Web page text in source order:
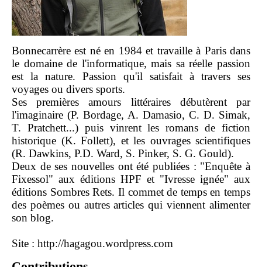
Bonnecarrère est né en 1984 et travaille à Paris dans
le domaine de l'informatique, mais sa réelle passion
est la nature. Passion qu'il satisfait à travers ses
voyages ou divers sports.
Ses premières amours littéraires débutèrent par
l'imaginaire (P. Bordage, A. Damasio, C. D. Simak,
T. Pratchett...) puis vinrent les romans de fiction
historique (K. Follett), et les ouvrages scientifiques
(R. Dawkins, P.D. Ward, S. Pinker, S. G. Gould).
Deux de ses nouvelles ont été publiées : "Enquête à
Fixessol" aux éditions HPF et "Ivresse ignée" aux
éditions Sombres Rets. Il commet de temps en temps
des poèmes ou autres articles qui viennent alimenter
son blog.
Site : http://hagagou.wordpress.com